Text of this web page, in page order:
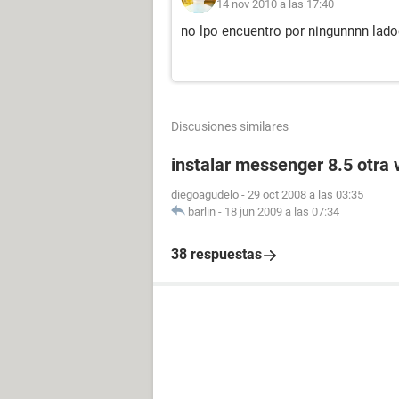
14 nov 2010 a las 17:40
no lpo encuentro por ningunnnn
Discusiones similares
instalar messenger 8.5 otra
diegoagudelo - 29 oct 2008 a las 03:35
barlin - 18 jun 2009 a las 07:34
38 respuestas